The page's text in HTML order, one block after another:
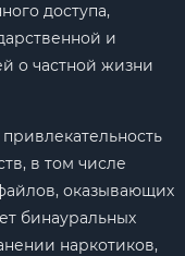
доступа,
и
о частной жизни
в том числе
оказывающих
бинауральных
наркотиков,